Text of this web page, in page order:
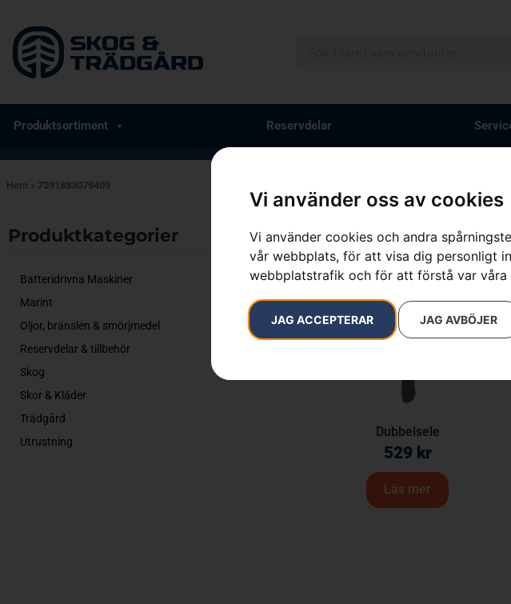
Vi använder oss av cookies
Vi använder cookies och andra
vår webbplats, för att visa dig personligt
webbplatstrafik och för att förstå var våra
JAG ACCEPTERAR JAG AVBÖJER
Produktsortiment Reservdelar
Hem » 7391883079409
Produktkategorier​
Batteridrivna Maskiner
Marint
Oljor, bränslen & smörjmedel
Reservdelar & tillbehör
Skog
Skor & Kläder
Trädgård
Utrustning
Endast ett sökresultat
Dubbelsele
529 kr
Läs mer